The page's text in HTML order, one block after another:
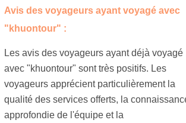
Avis des voyageurs ayant voyagé avec
"khuontour" :
Les avis des voyageurs ayant déjà voyagé
avec "khuontour" sont très positifs. Les
voyageurs apprécient particulièrement la
qualité des services offerts, la
approfondie de l'équipe et la